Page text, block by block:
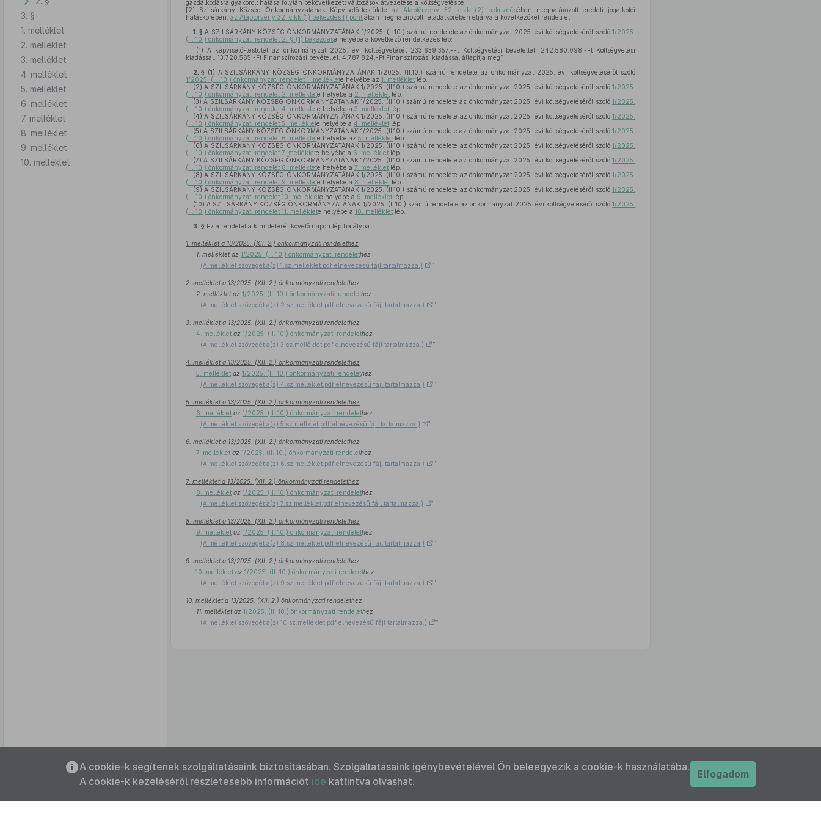
3. §
1. melléklet
2. melléklet
3. melléklet
4. melléklet
5. melléklet
6. melléklet
7. melléklet
8. melléklet
9. melléklet
10. melléklet
Az oldalmenübe visszatéréshez
ALT + S billentyűket.
gazdálkodásra gyakorolt hatása folytán bekövetkezett változások átvezetése a költségvetésbe.
[2] Szilsárkány Község Önkormányzatának Képviselő-testületeaz Alaptörvény 32. cikk (2) bekezdésében meghatározott eredeti jogalkotói
hatáskörében, az Alaptörvény 32. cikk (1) bekezdés f) pontjában meghatározott feladatkörében eljárva a következőket rendeli el:
1. § A SZILSÁRKÁNY KÖZSÉG ÖNKORMÁNYZATÁNAK 1/2025. (II.10.) számú rendelete az önkormányzat 2025. évi költségvetéséről szóló1/2025.
(II. 10.) önkormányzati rendelet 2. § (1) bekezdése helyébe a következő rendelkezés lép:
„(1) A képviselő-testület az önkormányzat 2025. évi költségvetését 233.639.357,-Ft Költségvetési bevétellel, 242.580.098,-Ft Költségvetési
kiadással, 13.728.565,-Ft Finanszírozási bevétellel, 4.787.824,-Ft Finanszírozási kiadással állapítja meg”
2. § (1) A SZILSÁRKÁNY KÖZSÉG ÖNKORMÁNYZATÁNAK 1/2025. (II.10.) számú rendelete az önkormányzat 2025. évi költségvetéséről szóló
1/2025. (II. 10.) önkormányzati rendelet 1. melléklete helyébe az 1. mellékletlép.
(2) A SZILSÁRKÁNY KÖZSÉG ÖNKORMÁNYZATÁNAK 1/2025. (II.10.) számú rendelete az önkormányzat 2025. évi költségvetéséről szóló1/2025.
(II. 10.) önkormányzati rendelet 2. melléklete helyébe a 2. mellékletlép.
(3) A SZILSÁRKÁNY KÖZSÉG ÖNKORMÁNYZATÁNAK 1/2025. (II.10.) számú rendelete az önkormányzat 2025. évi költségvetéséről szóló1/2025.
(II. 10.) önkormányzati rendelet 4. melléklete helyébe a 3. mellékletlép.
(4) A SZILSÁRKÁNY KÖZSÉG ÖNKORMÁNYZATÁNAK 1/2025. (II.10.) számú rendelete az önkormányzat 2025. évi költségvetéséről szóló1/2025.
(II. 10.) önkormányzati rendelet 5. melléklete helyébe a 4. mellékletlép.
(5) A SZILSÁRKÁNY KÖZSÉG ÖNKORMÁNYZATÁNAK 1/2025. (II.10.) számú rendelete az önkormányzat 2025. évi költségvetéséről szóló1/2025.
(II. 10.) önkormányzati rendelet 6. melléklete helyébe az 5. mellékletlép.
(6) A SZILSÁRKÁNY KÖZSÉG ÖNKORMÁNYZATÁNAK 1/2025. (II.10.) számú rendelete az önkormányzat 2025. évi költségvetéséről szóló1/2025.
(II. 10.) önkormányzati rendelet 7. melléklete helyébe a 6. mellékletlép.
(7) A SZILSÁRKÁNY KÖZSÉG ÖNKORMÁNYZATÁNAK 1/2025. (II.10.) számú rendelete az önkormányzat 2025. évi költségvetéséről szóló1/2025.
(II. 10.) önkormányzati rendelet 8. melléklete helyébe a 7. mellékletlép.
(8) A SZILSÁRKÁNY KÖZSÉG ÖNKORMÁNYZATÁNAK 1/2025. (II.10.) számú rendelete az önkormányzat 2025. évi költségvetéséről szóló1/2025.
(II. 10.) önkormányzati rendelet 9. melléklete helyébe a 8. mellékletlép.
(9) A SZILSÁRKÁNY KÖZSÉG ÖNKORMÁNYZATÁNAK 1/2025. (II.10.) számú rendelete az önkormányzat 2025. évi költségvetéséről szóló1/2025.
(II. 10.) önkormányzati rendelet 10. melléklete helyébe a 9. mellékletlép.
(10) A SZILSÁRKÁNY KÖZSÉG ÖNKORMÁNYZATÁNAK 1/2025. (II.10.) számú rendelete az önkormányzat 2025. évi költségvetéséről szóló1/2025.
(II. 10.) önkormányzati rendelet 11. melléklete helyébe a 10. mellékletlép.
3. § Ez a rendelet a kihirdetését követő napon lép hatályba.
1. melléklet a 13/2025. (XII. 2.) önkormányzati rendelethez
1. melléklet az 1/2025. (II. 10.) önkormányzati rendelethez
(A melléklet szövegét a(z) 1.sz.melléklet.pdf elnevezésű fájl tartalmazza.)
”
2. melléklet a 13/2025. (XII. 2.) önkormányzati rendelethez
2. melléklet az 1/2025. (II. 10.) önkormányzati rendelethez
(A melléklet szövegét a(z) 2.sz.melléklet.pdf elnevezésű fájl tartalmazza.)
”
3. melléklet a 13/2025. (XII. 2.) önkormányzati rendelethez
4. mellékletaz 1/2025. (II. 10.) önkormányzati rendelethez
(A melléklet szövegét a(z) 3.sz.melléklet.pdf elnevezésű fájl tartalmazza.)
”
4. melléklet a 13/2025. (XII. 2.) önkormányzati rendelethez
5. mellékletaz 1/2025. (II. 10.) önkormányzati rendelethez
(A melléklet szövegét a(z) 4.sz.melléklet.pdf elnevezésű fájl tartalmazza.)
”
5. melléklet a 13/2025. (XII. 2.) önkormányzati rendelethez
6. mellékletaz 1/2025. (II. 10.) önkormányzati rendelethez
(A melléklet szövegét a(z) 5.sz.mellklet.pdf elnevezésű fájl tartalmazza.)
”
6. melléklet a 13/2025. (XII. 2.) önkormányzati rendelethez
7. mellékletaz 1/2025. (II. 10.) önkormányzati rendelethez
(A melléklet szövegét a(z) 6.sz.melléklet.pdf elnevezésű fájl tartalmazza.)
”
7. melléklet a 13/2025. (XII. 2.) önkormányzati rendelethez
8. mellékletaz 1/2025. (II. 10.) önkormányzati rendelethez
(A melléklet szövegét a(z) 7.sz.melléklet.pdf elnevezésű fájl tartalmazza.)
”
8. melléklet a 13/2025. (XII. 2.) önkormányzati rendelethez
9. mellékletaz 1/2025. (II. 10.) önkormányzati rendelethez
(A melléklet szövegét a(z) 8.sz.melléklet.pdf elnevezésű fájl tartalmazza.)
”
9. melléklet a 13/2025. (XII. 2.) önkormányzati rendelethez
10. mellékletaz 1/2025. (II. 10.) önkormányzati rendelethez
(A melléklet szövegét a(z) 9.sz.melléklet.pdf elnevezésű fájl tartalmazza.)
”
10. melléklet a 13/2025. (XII. 2.) önkormányzati rendelethez
11. melléklet az 1/2025. (II. 10.) önkormányzati rendelethez
(A melléklet szövegét a(z) 10.sz.melléklet.pdf elnevezésű fájl tartalmazza.)
”
A cookie-k segítenek szolgáltatásaink biztosításában. Szolgáltatásaink igénybevételével Ön beleegyezik a cookie-k használatába.
A cookie-k kezeléséről részletesebb információt ide kattintva olvashat.
Elfogadom